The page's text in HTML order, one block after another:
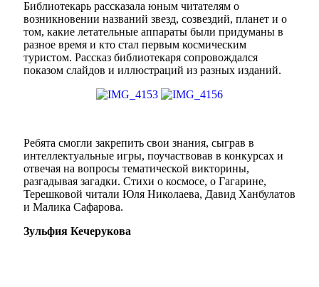
Библиотекарь рассказала юным читателям о
возникновении названий звезд, созвездий, планет и о
том, какие летательные аппараты были придуманы в
разное время и кто стал первым космическим
туристом. Рассказ библиотекаря сопровождался
показом слайдов и иллюстраций из разных изданий.
Ребята смогли закрепить свои знания, сыграв в
интеллектуальные игры, поучаствовав в конкурсах и
отвечая на вопросы тематической викторины,
разгадывая загадки. Стихи о космосе, о Гагарине,
Терешковой читали Юля Николаева, Давид Ханбулатов
и Малика Сафарова.
Зульфия Кечерукова
Мэр